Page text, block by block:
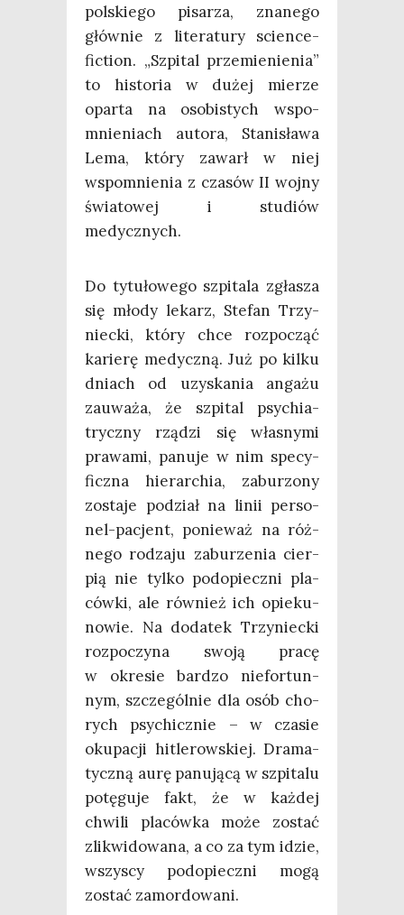
pol­skie­go pisa­rza, zna­ne­go
głów­nie z lite­ra­tu­ry scien­ce-
fic­tion. „Szpi­tal prze­mie­nie­nia”
to histo­ria w dużej mie­rze
opar­ta na oso­bi­stych wspo­
mnie­niach auto­ra, Sta­ni­sła­wa
Lema, któ­ry zawarł w niej
wspo­mnie­nia z cza­sów II woj­ny
świa­to­wej i stu­diów
medycznych.
Do tytu­ło­we­go szpi­ta­la zgła­sza
się mło­dy lekarz, Ste­fan Trzy­
niec­ki, któ­ry chce roz­po­cząć
karie­rę medycz­ną. Już po kil­ku
dniach od uzy­ska­nia anga­żu
zauwa­ża, że szpi­tal psy­chia­
trycz­ny rzą­dzi się wła­sny­mi
pra­wa­mi, panu­je w nim spe­cy­
ficz­na hie­rar­chia, zabu­rzo­ny
zosta­je podział na linii per­so­
nel-pacjent, ponie­waż na róż­
ne­go rodza­ju zabu­rze­nia cier­
pią nie tyl­ko pod­opiecz­ni pla­
ców­ki, ale rów­nież ich opie­ku­
no­wie. Na doda­tek Trzy­niec­ki
roz­po­czy­na swo­ją pra­cę
w okre­sie bar­dzo nie­for­tun­
nym, szcze­gól­nie dla osób cho­
rych psy­chicz­nie – w cza­sie
oku­pa­cji hitle­row­skiej. Dra­ma­
tycz­ną aurę panu­ją­cą w szpi­ta­lu
potę­gu­je fakt, że w każ­dej
chwi­li pla­ców­ka może zostać
zli­kwi­do­wa­na, a co za tym idzie,
wszy­scy pod­opiecz­ni mogą
zostać zamordowani.